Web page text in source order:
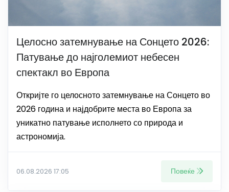
Целосно затемнување на Сонцето 2026:
Патување до најголемиот небесен
спектакл во Европа
Откријте го целосното затемнување на Сонцето во
2026 година и најдобрите места во Европа за
уникатно патување исполнето со природа и
астрономија.
06.08.2026 17:05 Повеќе